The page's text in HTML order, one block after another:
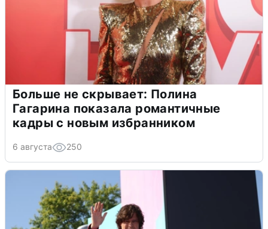
Больше не скрывает: Полина
Гагарина показала романтичные
кадры с новым избранником
6 августа 250